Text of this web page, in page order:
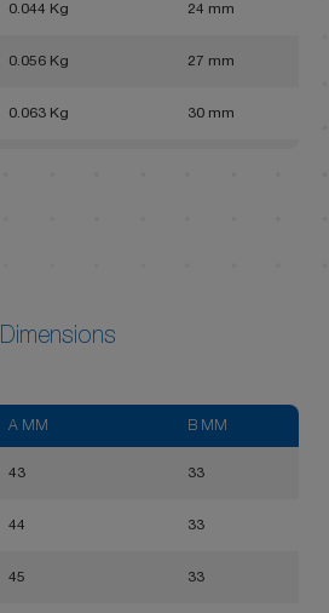
0.044 Kg 24 mm
0.056 Kg 27 mm
0.063 Kg 30 mm
0.147 Kg
Dimensions
A MM B MM
43 33
44 33
45 33